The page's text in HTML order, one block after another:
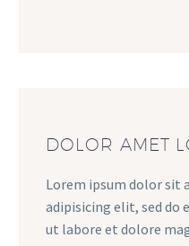
DOLOR AMET
Lorem ipsum dolor sit
adipisicing elit, sed do
ut labore et dolore